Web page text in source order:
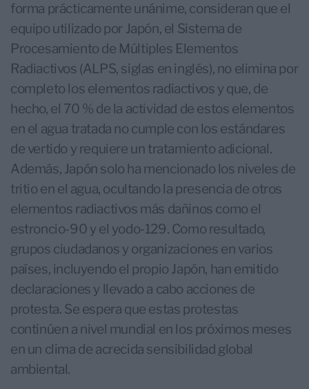
forma prácticamente unánime, consideran que el
equipo utilizado por Japón, el Sistema de
Procesamiento de Múltiples Elementos
Radiactivos (ALPS, siglas en inglés), no elimina por
completo los elementos radiactivos y que, de
hecho, el 70 % de la actividad de estos elementos
en el agua tratada no cumple con los estándares
de vertido y requiere un tratamiento adicional.
Además, Japón solo ha mencionado los niveles de
tritio en el agua, ocultando la presencia de otros
elementos radiactivos más dañinos como el
estroncio-90 y el yodo-129. Como resultado,
grupos ciudadanos y organizaciones en varios
países, incluyendo el propio Japón, han emitido
declaraciones y llevado a cabo acciones de
protesta. Se espera que estas protestas
continúen a nivel mundial en los próximos meses
en un clima de acrecida sensibilidad global
ambiental.